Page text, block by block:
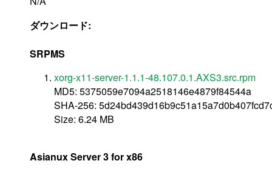
ダウンロード:
SRPMS
xorg-x11-server-1.1.1-48.107.0.1.AXS3.src.rpm
MD5: 5375059e7094a2518146e4879f84544a
SHA-256:
Size: 6.24 MB
Asianux Server 3 for x86